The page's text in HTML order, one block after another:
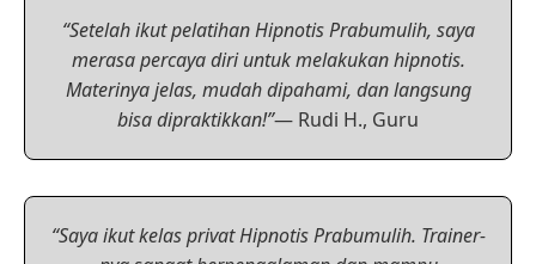
“Setelah ikut pelatihan Hipnotis Prabumulih, saya
merasa percaya diri untuk melakukan hipnotis.
Materinya jelas, mudah dipahami, dan langsung
bisa dipraktikkan!”— Rudi H., Guru
“Saya ikut kelas privat Hipnotis Prabumulih. Trainer-